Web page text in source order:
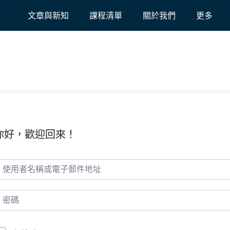
文章與新知 課程清單 關於我們 更多
好，歡迎回來！